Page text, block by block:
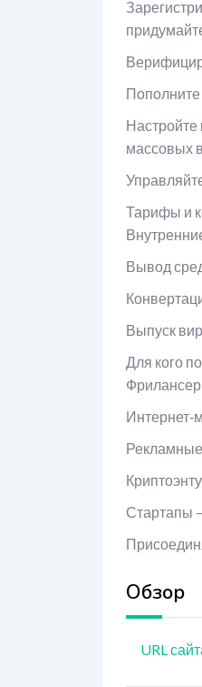
Пополните
Настройте
массовых
Тарифы и
Вывод
Выпуск
Для кого
Стартапы
Обзор
URL